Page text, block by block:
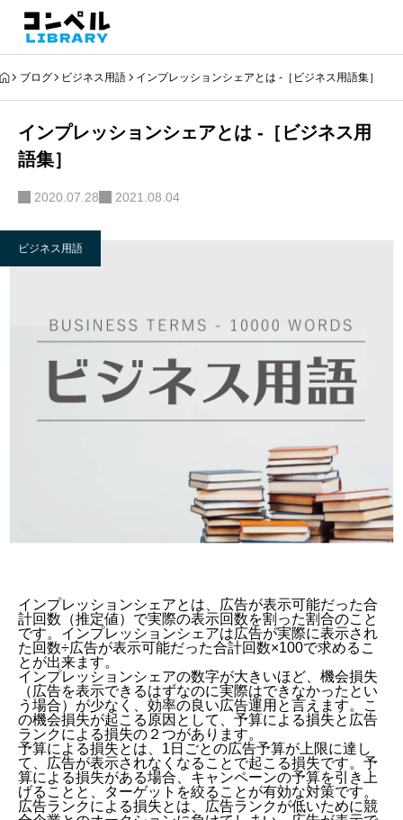
ブログ ビジネス用語 インプレッションシェアとは -［ビジネス用語集］
インプレッションシェアとは -［ビジネス用
語集］
2020.07.28 2021.08.04
ビジネス用語
インプレッションシェアとは、広告が表示可能だった合
計回数（推定値）で実際の表示回数を割った割合のこと
です。インプレッションシェアは広告が実際に表示され
た回数÷広告が表示可能だった合計回数×100で求めるこ
とが出来ます。
インプレッションシェアの数字が大きいほど、機会損失
（広告を表示できるはずなのに実際はできなかったとい
う場合）が少なく、効率の良い広告運用と言えます。こ
の機会損失が起こる原因として、予算による損失と広告
ランクによる損失の２つがあります。
予算による損失とは、1日ごとの広告予算が上限に達し
て、広告が表示されなくなることで起こる損失です。予
算による損失がある場合、キャンペーンの予算を引き上
げることと、ターゲットを絞ることが有効な対策です。
広告ランクによる損失とは、広告ランクが低いために競